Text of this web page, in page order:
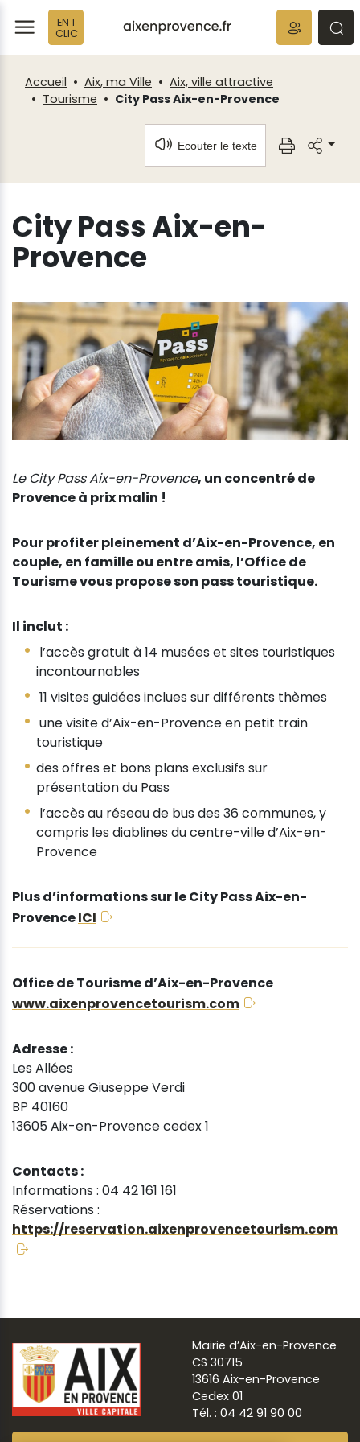
EN 1
CLIC
Accueil Aix, ma Ville
Aix, ville attractive
Tourisme
City Pass Aix-en-Provence
Ecouter le texte
City Pass Aix-en-
Provence
Le City Pass Aix-en-Provence, un concentré de
Provence à prix malin !
Pour profiter pleinement d’Aix-en-Provence, en
couple, en famille ou entre amis, l’Office de
Tourisme vous propose son pass touristique.
Il inclut :
l’accès gratuit à 14 musées et sites touristiques
incontournables
11 visites guidées inclues sur différents thèmes
une visite d’Aix-en-Provence en petit train
touristique
des offres et bons plans exclusifs sur
présentation du Pass
l’accès au réseau de bus des 36 communes, y
compris les diablines du centre-ville d’Aix-en-
Provence
Plus d’informations sur le City Pass Aix-en-
ProvenceICI
Office de Tourisme d’Aix-en-Provence
www.aixenprovencetourism.com
Adresse :
Les Allées
300 avenue Giuseppe Verdi
BP 40160
13605 Aix-en-Provence cedex 1
Contacts :
Informations : 04 42 161 161
Réservations :
https://reservation.aixenprovencetourism.com
Mairie d’Aix-en-Provence
CS 30715
13616 Aix-en-Provence
Cedex 01
Tél. : 04 42 91 90 00
Fenêtre
de
chat
Panneau de gestion des cookies